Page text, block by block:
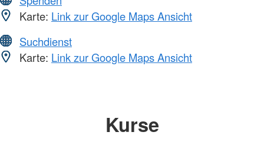
Karte: Link zur Google Maps Ansicht
Suchdienst
Karte: Link zur Google Maps Ansicht
Kurse